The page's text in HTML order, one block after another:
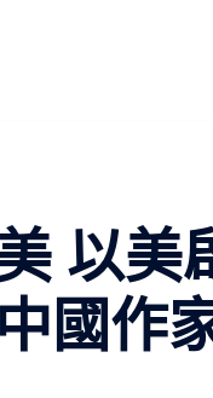
美 以
國作